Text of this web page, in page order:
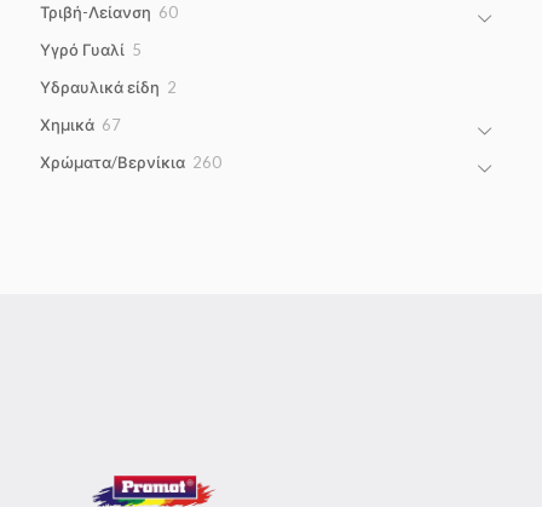
Τριβή-Λείανση 6060
Υγρό Γυαλί 5
Υδραυλικά είδη 2
Χημικά 6767
Χρώματα/Βερνίκια 260260